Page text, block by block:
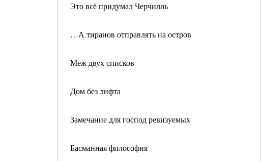
Это всё придумал Черчилль
…А тиранов отправлять на остров
Меж двух списков
Дом без лифта
Замечание для господ ревизуемых
Басманная философия